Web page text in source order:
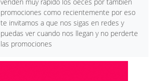
promociones como recientemente por eso
te invitamos a que nos sigas en redes y
puedas ver cuando nos llegan y no perderte
las promociones